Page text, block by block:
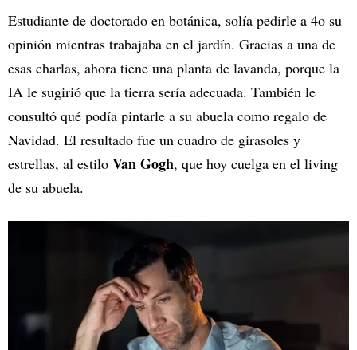
Estudiante de doctorado en botánica, solía pedirle a 4o su
opinión mientras trabajaba en el jardín. Gracias a una de
esas charlas, ahora tiene una planta de lavanda, porque la
IA le sugirió que la tierra sería adecuada. También le
consultó qué podía pintarle a su abuela como regalo de
Navidad. El resultado fue un cuadro de girasoles y
estrellas, al estilo Van Gogh, que hoy cuelga en el living
de su abuela.